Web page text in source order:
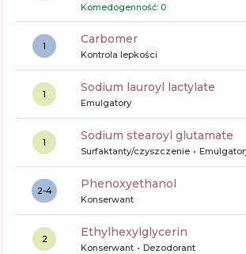
Komedogenność: 0
1 carbomer
Kontrola lepkości
1 sodium lauroyl lactylate
Emulgatory
1 sodium stearoyl glutamate
Surfaktanty/czyszczenie
2-4 phenoxyethanol
Konserwant
2 ethylhexylglycerin
Konserwant Dezodorant